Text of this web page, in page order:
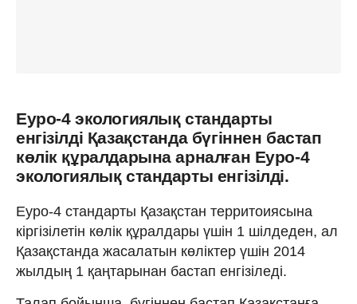
Еуро-4 экологиялық стандарты
енгізілді Қазақстанда бүгіннен бастап
көлік құралдарына арналған Еуро-4
экологиялық стандарты енгізілді.
Еуро-4 стандарты Қазақстан территоиясына
кіргізілетін көлік құралдары үшін 1 шілдеден, ал
Қазақстанда жасалатын көліктер үшін 2014
жылдың 1 қаңтарынан бастап енгізіледі.